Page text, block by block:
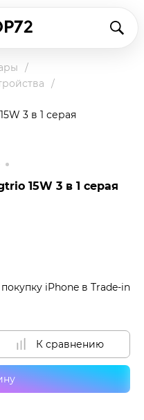
3 в 1 серая
15W 3 в 1 серая
iPhone в Trade-in
К сравнению